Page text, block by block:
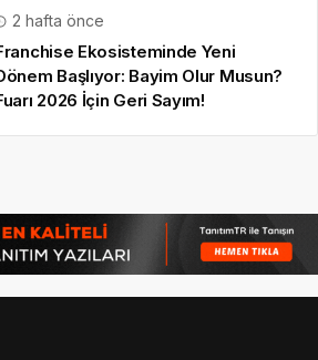
2 hafta önce
Ekosisteminde Yeni
Başlıyor: Bayim Olur Musun?
2026 İçin Geri Sayım!